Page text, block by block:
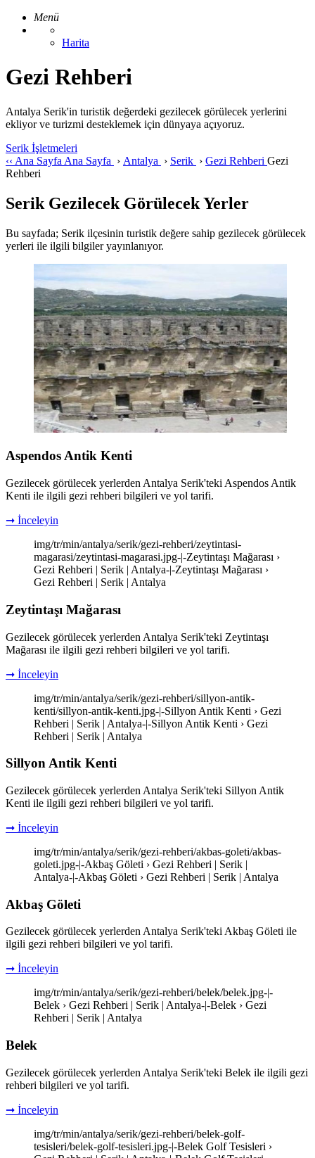
Menü
Harita
Gezi Rehberi
Antalya Serik'in turistik değerdeki gezilecek görülecek yerlerini
ekliyor ve turizmi desteklemek için dünyaya açıyoruz.
Serik İşletmeleri
‹‹ Ana Sayfa Ana Sayfa › Antalya › Serik › Gezi Rehberi Gezi
Rehberi
Serik Gezilecek Görülecek Yerler
Bu sayfada; Serik ilçesinin turistik değere sahip gezilecek görülecek
yerleri ile ilgili bilgiler yayınlanıyor.
Aspendos Antik Kenti
Gezilecek görülecek yerlerden Antalya Serik'teki Aspendos Antik
Kenti ile ilgili gezi rehberi bilgileri ve yol tarifi.
➞ İnceleyin
img/tr/min/antalya/serik/gezi-rehberi/zeytintasi-
magarasi/zeytintasi-magarasi.jpg-|-Zeytintaşı Mağarası ›
Gezi Rehberi | Serik | Antalya-|-Zeytintaşı Mağarası ›
Gezi Rehberi | Serik | Antalya
Zeytintaşı Mağarası
Gezilecek görülecek yerlerden Antalya Serik'teki Zeytintaşı
Mağarası ile ilgili gezi rehberi bilgileri ve yol tarifi.
➞ İnceleyin
img/tr/min/antalya/serik/gezi-rehberi/sillyon-antik-
kenti/sillyon-antik-kenti.jpg-|-Sillyon Antik Kenti › Gezi
Rehberi | Serik | Antalya-|-Sillyon Antik Kenti › Gezi
Rehberi | Serik | Antalya
Sillyon Antik Kenti
Gezilecek görülecek yerlerden Antalya Serik'teki Sillyon Antik
Kenti ile ilgili gezi rehberi bilgileri ve yol tarifi.
➞ İnceleyin
img/tr/min/antalya/serik/gezi-rehberi/akbas-goleti/akbas-
goleti.jpg-|-Akbaş Göleti › Gezi Rehberi | Serik |
Antalya-|-Akbaş Göleti › Gezi Rehberi | Serik | Antalya
Akbaş Göleti
Gezilecek görülecek yerlerden Antalya Serik'teki Akbaş Göleti ile
ilgili gezi rehberi bilgileri ve yol tarifi.
➞ İnceleyin
img/tr/min/antalya/serik/gezi-rehberi/belek/belek.jpg-|-
Belek › Gezi Rehberi | Serik | Antalya-|-Belek › Gezi
Rehberi | Serik | Antalya
Belek
Gezilecek görülecek yerlerden Antalya Serik'teki Belek ile ilgili gezi
rehberi bilgileri ve yol tarifi.
➞ İnceleyin
img/tr/min/antalya/serik/gezi-rehberi/belek-golf-
tesisleri/belek-golf-tesisleri.jpg-|-Belek Golf Tesisleri ›